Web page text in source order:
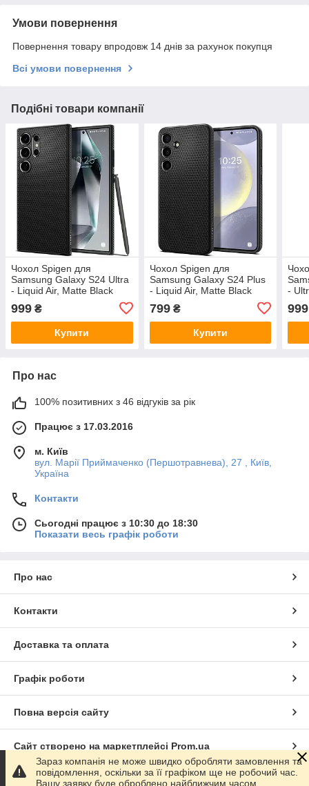
Умови повернення
Повернення товару впродовж 14 днів за рахунок покупця
Всі умови повернення
Подібні товари компанії
Чохол Spigen для
Samsung Galaxy S24 Ultra
- Liquid Air, Matte Black
999 ₴
Купити
Чохол Spigen для
Samsung Galaxy S24 Plus
- Liquid Air, Matte Black
799₴
Купити
-
999
Про нас
100% позитивних з 46 відгуків за рік
Працює з 17.03.2016
м. Київ
вул. Марії Приймаченко (Першотравнева), 27 , Київ,
Україна
Контакти
Сьогодні працює з 10:30 до 18:30
Показати весь графік роботи
Про нас
Контакти
Доставка та оплата
Графік роботи
Повна версія сайту
Сайт створено на маркетплейсі Prom.ua
Політика конфіденційності
Зараз компанія не може швидко обробляти замовлення та
повідомлення, оскільки за її графіком ще не робочий час.
Вашу заявку буде оброблено найближчим часом.